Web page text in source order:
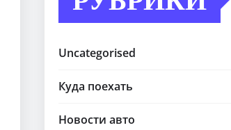
Uncategorised
Куда поехать
Новости авто